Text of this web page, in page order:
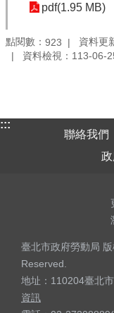
pdf(1.95 MB)
點閱數： 923
資料更
資料檢視：113-06-
:::
聯絡我們
臺北市政府勞動局
Reserved.
地址：110204臺北
資訊